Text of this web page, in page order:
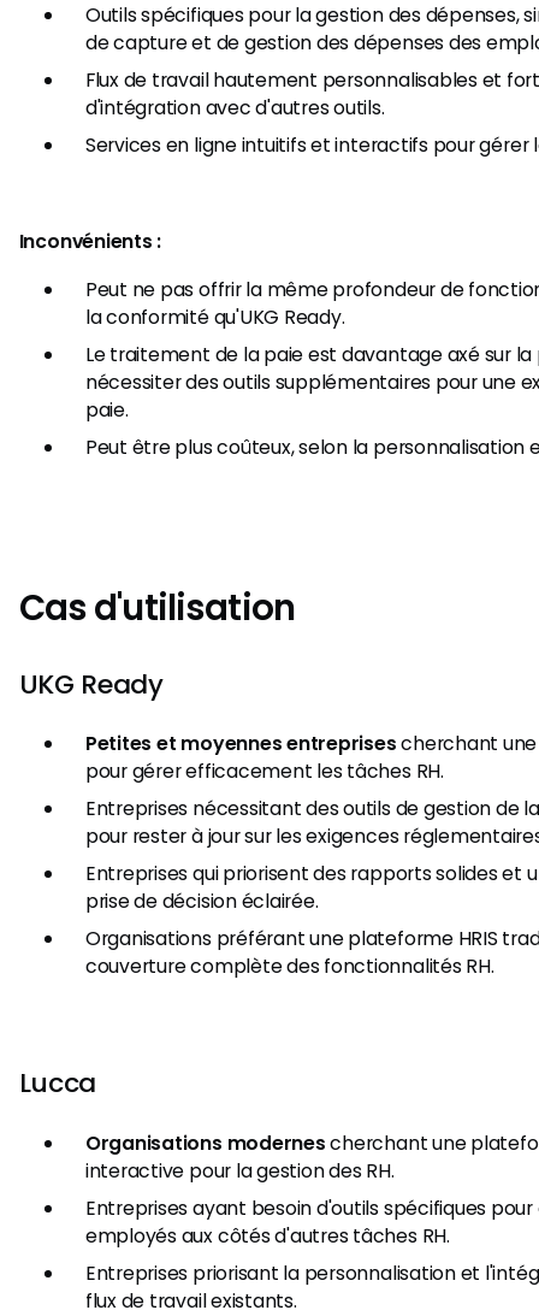
Outils spécifiques pour la gestion des dépenses,
de capture et de gestion des dépenses des
Flux de travail hautement personnalisables et
d'intégration avec d'autres outils.
Services en ligne intuitifs et interactifs pour gérer
Inconvénients :
Peut ne pas offrir la même profondeur de
la conformité qu'UKG Ready.
Le traitement de la paie est davantage axé sur
nécessiter des outils supplémentaires pour une
paie.
Peut être plus coûteux, selon la personnalisation
Cas d'utilisation
UKG Ready
Petites et moyennes entreprisescherchant
pour gérer efficacement les tâches RH.
Entreprises nécessitant des outils de gestion de
pour rester à jour sur les exigences
Entreprises qui priorisent des rapports solides et
prise de décision éclairée.
Organisations préférant une plateforme HRIS
couverture complète des fonctionnalités RH.
Lucca
Organisations modernescherchant une
interactive pour la gestion des RH.
Entreprises ayant besoin d'outils spécifiques
employés aux côtés d'autres tâches RH.
Entreprises priorisant la personnalisation et
flux de travail existants.